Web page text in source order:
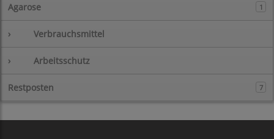
Agarose 1
› Verbrauchsmittel
› Arbeitsschutz
Restposten 7